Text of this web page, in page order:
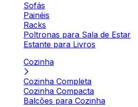
Sofás
Painéis
Racks
Poltronas para Sala de Estar
Estante para Livros
Cozinha
Cozinha Completa
Cozinha Compacta
Balcões para Cozinha